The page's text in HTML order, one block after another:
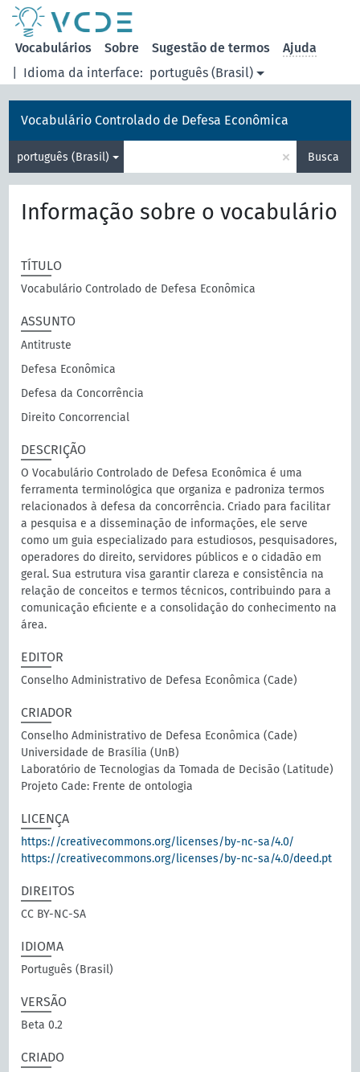
principal
Idioma da interface: português (Brasil)
Vocabulários Sobre Sugestão de termos Ajuda
Vocabulário Controlado de Defesa Econômica
português (Brasil) × Busca
Informação sobre o vocabulário
TÍTULO
Vocabulário Controlado de Defesa Econômica
ASSUNTO
Antitruste
Defesa Econômica
Defesa da Concorrência
Direito Concorrencial
DESCRIÇÃO
O Vocabulário Controlado de Defesa Econômica é uma
ferramenta terminológica que organiza e padroniza termos
relacionados à defesa da concorrência. Criado para facilitar
a pesquisa e a disseminação de informações, ele serve
como um guia especializado para estudiosos, pesquisadores,
operadores do direito, servidores públicos e o cidadão em
geral. Sua estrutura visa garantir clareza e consistência na
relação de conceitos e termos técnicos, contribuindo para a
comunicação eficiente e a consolidação do conhecimento na
área.
EDITOR
Conselho Administrativo de Defesa Econômica (Cade)
CRIADOR
Conselho Administrativo de Defesa Econômica (Cade)
Universidade de Brasília (UnB)
Laboratório de Tecnologias da Tomada de Decisão (Latitude)
Projeto Cade: Frente de ontologia
LICENÇA
https://creativecommons.org/licenses/by-nc-sa/4.0/
https://creativecommons.org/licenses/by-nc-sa/4.0/deed.pt
DIREITOS
CC BY-NC-SA
IDIOMA
Português (Brasil)
VERSÃO
Beta 0.2
CRIADO